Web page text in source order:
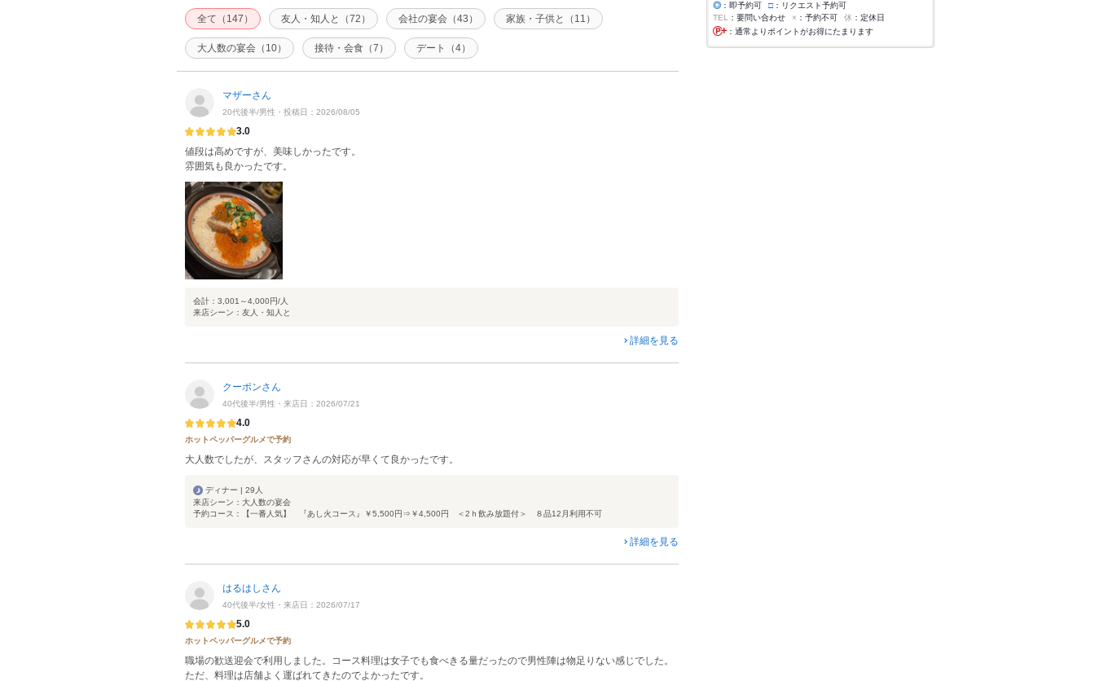
全て（147） 友人・知人と（72） 会社の宴会（43） 家族・子供と（11）
大人数の宴会（10） 接待・会食（7） デート（4）
マザーさん
20代後半/男性・投稿日：2026/08/05
3.0
値段は高めですが、美味しかったです。
雰囲気も良かったです。
会計：3,001～4,000円/人
来店シーン：友人・知人と
詳細を見る
クーポンさん
40代後半/男性・来店日：2026/07/21
4.0
ホットペッパーグルメで予約
大人数でしたが、スタッフさんの対応が早くて良かったです。
ディナー | 29人
来店シーン：大人数の宴会
予約コース：【一番人気】 『あし火コース』￥5,500円⇒￥4,500円 ＜2ｈ飲み放題付＞ ８品12月利用不可
詳細を見る
はるはしさん
40代後半/女性・来店日：2026/07/17
5.0
ホットペッパーグルメで予約
職場の歓送迎会で利用しました。コース料理は女子でも食べきる量だったので男性陣は物足りない感じでした。
ただ、料理は店舗よく運ばれてきたのでよかったです。
◎ ：即予約可 □ ：リクエスト予約可
TEL
：要問い合わせ × ：予約不可 休 ：定休日
：通常よりポイントがお得にたまります